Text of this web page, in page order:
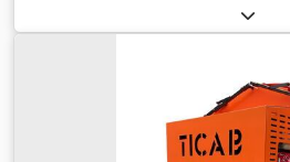
, סוג דלק:
, גודל צמיג:315/80, תצורת סרן:
צבע:לבן
אוויר, מספר מושבים:
2,500 מ"מ , גובה כולל:
, שנת ייצור:2018 , שעות עבודה: